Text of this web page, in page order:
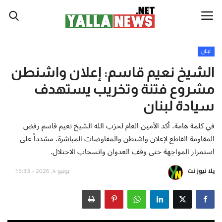
أخبار العالم
أخبار الوطن العربي
سياسة واقتصاد
رياضة
ثقافة وفن
تكنولوجيا وعلوم
صحة ولياقة
لبنان
الشيخ نعيم قاسم: إعلان واشنطن
مشروع فتنة وتخريب يستهدف
سيادة لبنان
في كلمة هامة، أكد الأمين العام لحزب الله الشيخ نعيم قاسم رفض
المقاومة القاطع لإعلان واشنطن والمفاوضات المباشرة، مشدداً على
استمرار المواجهة حتى وقف العدوان وانسحاب الاحتلال.
يلا نيوز نت يونيو 4, 2026 - 15:33